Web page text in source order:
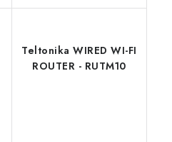
Teltonika WIRED WI-FI
ROUTER - RUTM10